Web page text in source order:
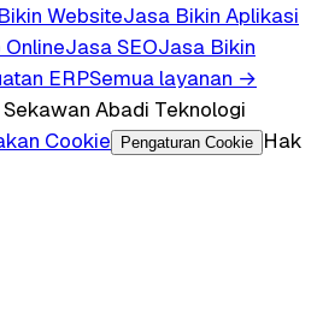
WebsiteJasa Bikin Aplikasi
Jasa SEOJasa Bikin
ERPSemua layanan →
Abadi Teknologi
Cookie Pengaturan Cookie
Hak